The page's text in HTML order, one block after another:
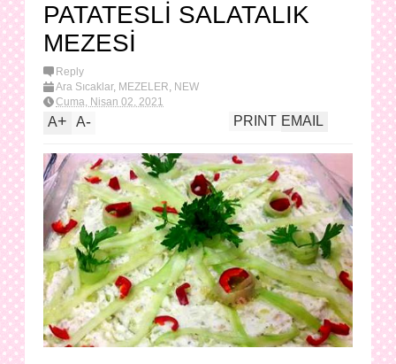
PATATESLİ SALATALIK
MEZESİ
Reply
Ara Sıcaklar, MEZELER, NEW
Cuma, Nisan 02, 2021
A+ A- EMAIL
PRINT